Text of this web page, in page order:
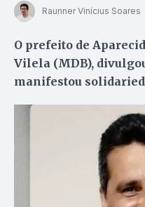
Raunner Vinícius Soares
O prefeito de
Vilela (MDB),
manifestou